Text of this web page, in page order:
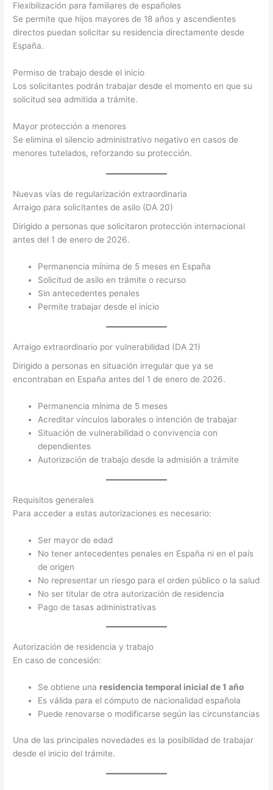
Flexibilización para familiares de españoles
Se permite que hijos mayores de 18 años y ascendientes
directos puedan solicitar su residencia directamente desde
España.
Permiso de trabajo desde el inicio
Los solicitantes podrán trabajar desde el momento en que su
solicitud sea admitida a trámite.
Mayor protección a menores
Se elimina el silencio administrativo negativo en casos de
menores tutelados, reforzando su protección.
Nuevas vías de regularización extraordinaria
Arraigo para solicitantes de asilo (DA 20)
Dirigido a personas que solicitaron protección internacional
antes del 1 de enero de 2026.
Permanencia mínima de 5 meses en España
Solicitud de asilo en trámite o recurso
Sin antecedentes penales
Permite trabajar desde el inicio
Arraigo extraordinario por vulnerabilidad (DA 21)
Dirigido a personas en situación irregular que ya se
encontraban en España antes del 1 de enero de 2026.
Permanencia mínima de 5 meses
Acreditar vínculos laborales o intención de trabajar
Situación de vulnerabilidad o convivencia con
dependientes
Autorización de trabajo desde la admisión a trámite
Requisitos generales
Para acceder a estas autorizaciones es necesario:
Ser mayor de edad
No tener antecedentes penales en España ni en el país
de origen
No representar un riesgo para el orden público o la salud
No ser titular de otra autorización de residencia
Pago de tasas administrativas
Autorización de residencia y trabajo
En caso de concesión:
Se obtiene una residencia temporal inicial de 1 año
Es válida para el cómputo de nacionalidad española
Puede renovarse o modificarse según las circunstancias
Una de las principales novedades es la posibilidad de trabajar
desde el inicio del trámite.